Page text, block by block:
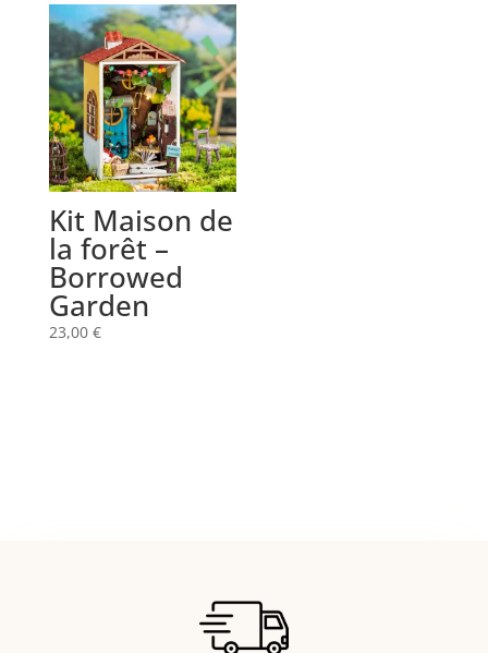
Kit Maison de
la forêt –
Borrowed
Garden
23,00 €